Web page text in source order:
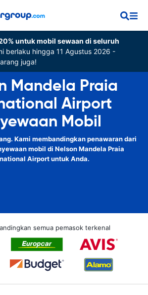
untuk mobil sewaan di seluruh
berlaku hingga 11 Agustus 2026 -
juga!
Mandela Praia
Airport
Mobil
Kami membandingkan penawaran dari
mobil di Nelson Mandela Praia
Airport untuk Anda.
semua pemasok terkenal